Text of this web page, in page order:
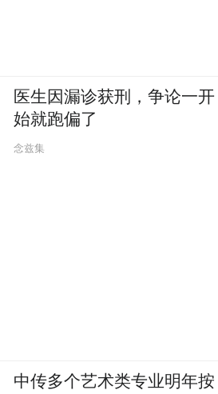
医生因漏诊获刑，争论一开
始就跑偏了
念兹集
中传多个艺术类专业明年按